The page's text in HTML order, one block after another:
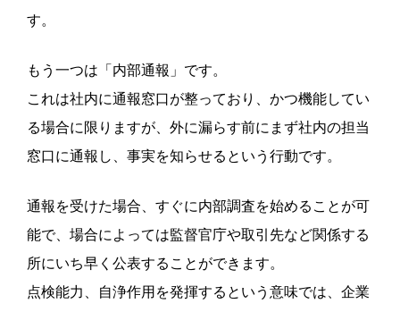
す。
もう一つは「内部通報」です。
これは社内に通報窓口が整っており、かつ機能してい
る場合に限りますが、外に漏らす前にまず社内の担当
窓口に通報し、事実を知らせるという行動です。
通報を受けた場合、すぐに内部調査を始めることが可
能で、場合によっては監督官庁や取引先など関係する
所にいち早く公表することができます。
点検能力、自浄作用を発揮するという意味では、企業